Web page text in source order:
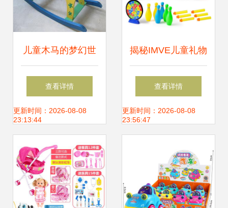
儿童木马的梦幻世
界 义乌大达饰品厂
精品欣赏
查看详情
更新时间：2026-08-08
23:13:44
揭秘IMVE儿童礼物
玩具枪 3-8岁男孩
生日首选，安全可
价究竟如何？老司
机带你一探究竟！
查看详情
更新时间：2026-08-08
23:56:47